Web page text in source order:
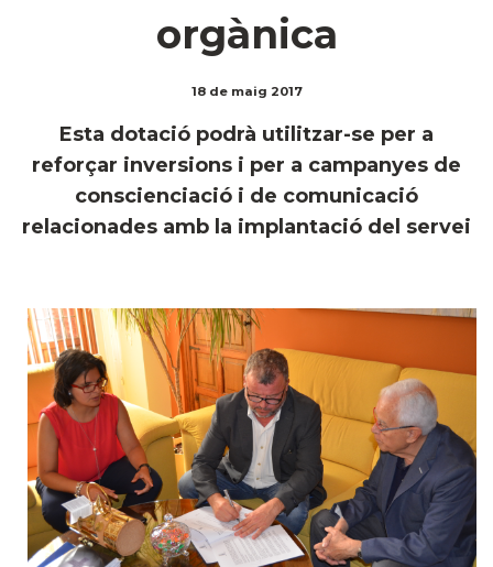
orgànica
18 de maig 2017
Esta dotació podrà utilitzar-se per a
reforçar inversions i per a campanyes de
conscienciació i de comunicació
relacionades amb la implantació del servei